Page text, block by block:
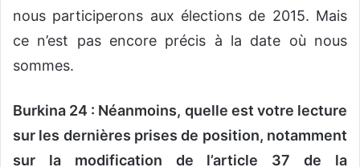
nous participerons aux élections de 2015. Mais
ce n’est pas encore précis à la date où nous
sommes.
Burkina 24 : Néanmoins, quelle est votre lecture
sur les dernières prises de position, notamment
sur la modification de l’article 37 de la